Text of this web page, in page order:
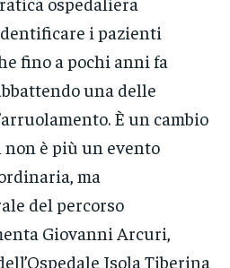
i pazienti
fino a pochi anni fa
una delle
È un cambio
è più un evento
ma
del percorso
Giovanni Arcuri,
Isola Tiberina